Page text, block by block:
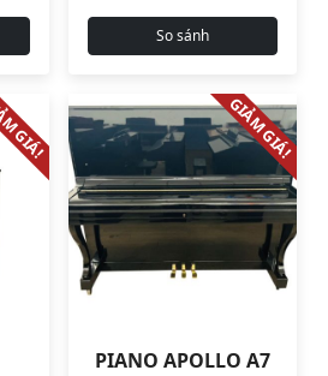
So sánh
GIÁ! GIẢM GIÁ!
PIANO APOLLO A7